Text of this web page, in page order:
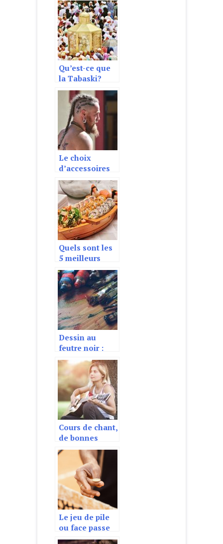
Qu’est-ce que
la Tabaski?
Le choix
d’accessoires
pour être un
Viking de notre
temps
Quels sont les
5 meilleurs
restaurants
japonais a
Paris ?
Dessin au
feutre noir :
comment le
faire et avec
quel type de
feutre ?
Cours de chant,
de bonnes
raisons pour en
prendre
Le jeu de pile
ou face passe
en ligne